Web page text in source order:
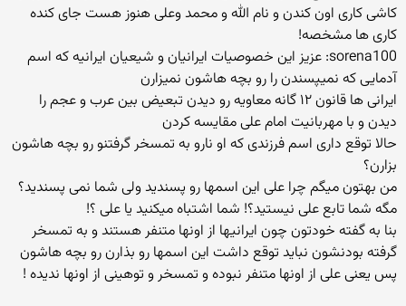
کاشی کاری اون کندن و نام الله و محمد وعلی هنوز هست جای کنده
کاری ها مشخصه!
sorena100: عزیز این خصوصیات ایرانیان و شیعیان ایرانیه که اسم
آدمایی که نمیپسندن را رو بچه هاشون نمیزارن
ایرانی ها قانون ۱۲ گانه معاویه رو دیدن تبعیض بین عرب و عجم را
دیدن و با مهربانیت امام علی مقایسه کردن
حالا توقع داری اسم فرزندی که او نارو به تمسخر گرفتنو رو بچه هاشون
بزارن؟
من بهتون میگم چرا علی این اسمها رو پسندید ولی شما نمی پسندید؟
مگه شما تابع علی نیستید؟! شما اشتباه میکنید یا علی ؟!
بنا به گفته خودتون چون ایرانیها از اونها متنفر هستند و به تمسخر
گرفته بودنشون نباید توقع داشت این اسمها رو بذارن رو بچه هاشون
پس یعنی علی از اونها متنفر نبوده و تمسخر و توهینی از اونها ندیده !